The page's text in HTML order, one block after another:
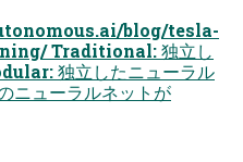
blog/tesla-
Traditional: 独⽴し
独⽴したニューラル
ニューラルネットが